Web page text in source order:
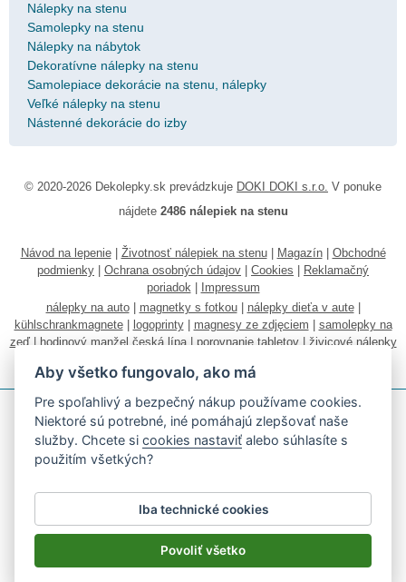
Nálepky na stenu
Samolepky na stenu
Nálepky na nábytok
Dekoratívne nálepky na stenu
Samolepiace dekorácie na stenu, nálepky
Veľké nálepky na stenu
Nástenné dekorácie do izby
© 2020-2026 Dekolepky.sk prevádzkuje DOKI DOKI s.r.o. V ponuke
nájdete 2486 nálepiek na stenu
Návod na lepenie| Životnosť nálepiek na stenu| Magazín| Obchodné
podmienky
Ochrana osobných údajov Cookies
Reklamačný
poriadok|
Impressum
nálepky na auto| magnetky s fotkou| nálepky dieťa v aute|
kühlschrankmagnete| logoprinty| magnesy ze zdjęciem
samolepky na
zeď| hodinový manžel česká lípa| porovnanie tabletov| živicové nálepky
Podľa zákona o evidencii tržieb je predávajúci povinný vystaviť
kupujúcemu účtenku.
Zároveň je povinný zaevidovať prijatú tržbu u správcu dane on-line; v
Aby všetko fungovalo, ako má
Pre spoľahlivý a bezpečný nákup používame cookies.
Niektoré sú potrebné, iné pomáhajú zlepšovať naše
služby. Chcete sicookies nastaviť alebo súhlasíte s
použitím všetkých?
Iba technické cookies
Povoliť všetko